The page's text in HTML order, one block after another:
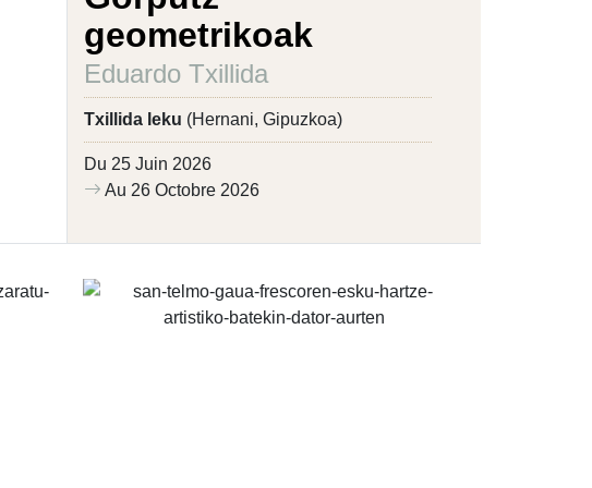
geometrikoak
Eduardo Txillida
Txillida leku (Hernani, Gipuzkoa)
Du 25 Juin 2026
Au 26 Octobre 2026